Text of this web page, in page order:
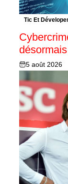
Tic Et
5 août 2026